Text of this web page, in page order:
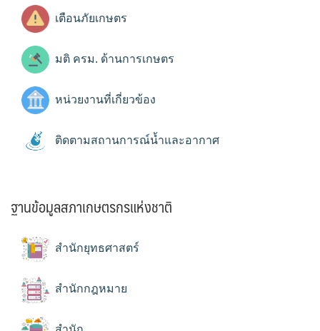
เตือนภัยเกษตร
มติ ครม. ด้านการเกษตร
หน่วยงานที่เกี่ยวข้อง
ติดตามสถานการณ์น้ำและอากาศ
ฐานข้อมูลสภาเกษตรกรแห่งชาติ
สำนักยุทธศาสตร์
สำนักกฎหมาย